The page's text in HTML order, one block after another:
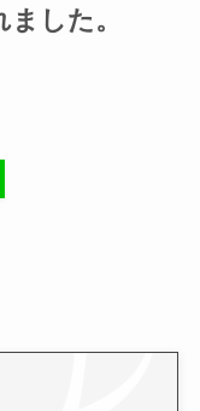
した。